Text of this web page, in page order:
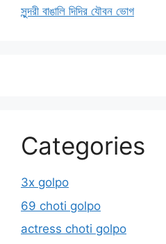
সুন্দরী বাঙালি দিদির যৌবন ভোগ
Categories
3x golpo
69 choti golpo
actress choti golpo